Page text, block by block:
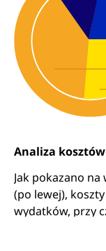
Analiza
Jak pokazano
(po lewej),
wydatków, przy
poprzeczna.